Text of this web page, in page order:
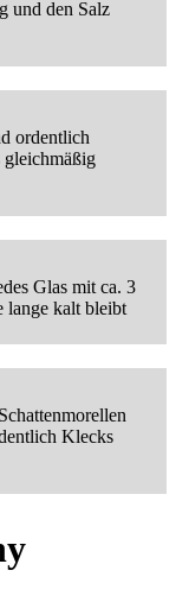
und den Salz
ordentlich
gleichmäßig
Glas mit ca. 3
lange kalt bleibt
Klecks